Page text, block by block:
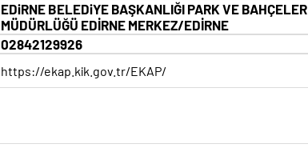
EDiRNE BELEDiYE BAŞKANLIĞI PARK VE BAHÇELER
MÜDÜRLÜĞÜ EDİRNE MERKEZ/EDİRNE
02842129926
https://ekap.kik.gov.tr/EKAP/